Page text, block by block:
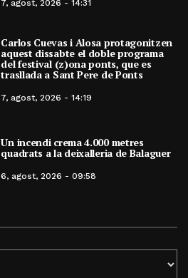
7, agost, 2026 - 14:31
Carlos Cuevas i Alosa protagonitzen
aquest dissabte el doble programa
del festival (z)ona ponts, que es
trasllada a Sant Pere de Ponts
7, agost, 2026 - 14:19
Un incendi crema 4.000 metres
quadrats a la deixalleria de Balaguer
6, agost, 2026 - 09:58